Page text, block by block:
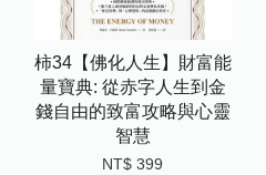
柿34【佛化人生】財富能
量寶典: 從赤字人生到金
錢自由的致富攻略與心靈
智慧
NT$ 399